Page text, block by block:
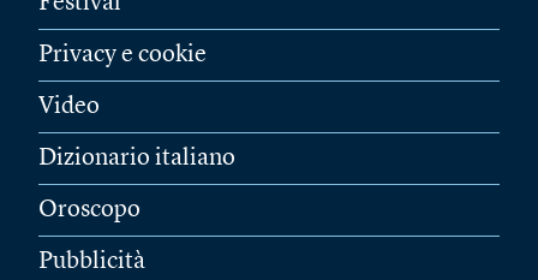
Privacy e cookie
Video
Dizionario italiano
Oroscopo
Pubblicità